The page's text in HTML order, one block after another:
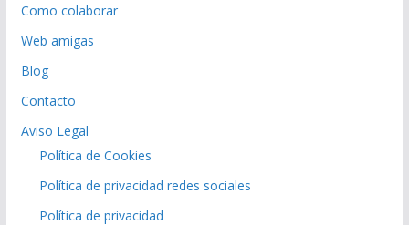
Como colaborar
Web amigas
Blog
Contacto
Aviso Legal
Política de Cookies
Política de privacidad redes sociales
Política de privacidad